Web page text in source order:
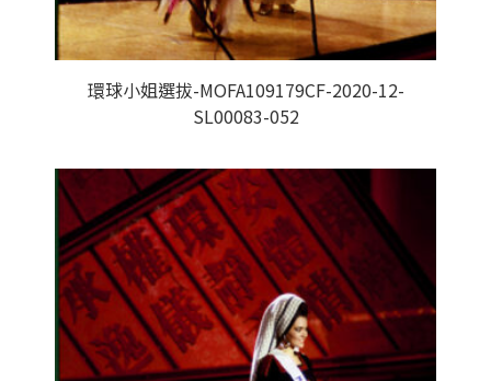
環球小姐選拔-MOFA109179CF-2020-12-
SL00083-052